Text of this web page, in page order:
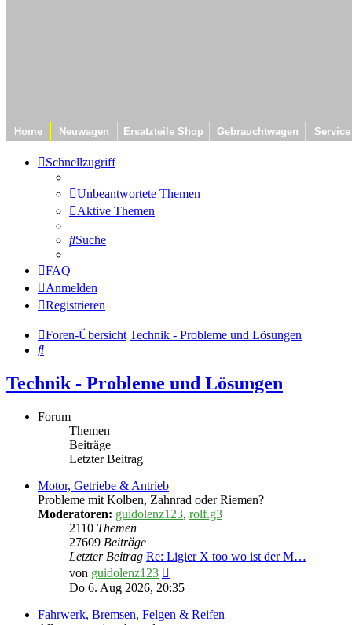
Home Neuwagen Ersatzteile Shop Gebrauchtwagen Service
Schnellzugriff
Unbeantwortete Themen
Aktive Themen
Suche
FAQ
Anmelden
Registrieren
Foren-Übersicht Technik - Probleme und Lösungen
Suche
Technik - Probleme und Lösungen
Forum
Themen
Beiträge
Letzter Beitrag
Motor, Getriebe & Antrieb
Probleme mit Kolben, Zahnrad oder Riemen?
Moderatoren: guidolenz123, rolf.g3
2110 Themen
27609 Beiträge
Letzter Beitrag Re: Ligier X too wo ist der M…
von guidolenz123
Beitrag
Do 6. Aug 2026, 20:35
Fahrwerk, Bremsen, Felgen & Reifen